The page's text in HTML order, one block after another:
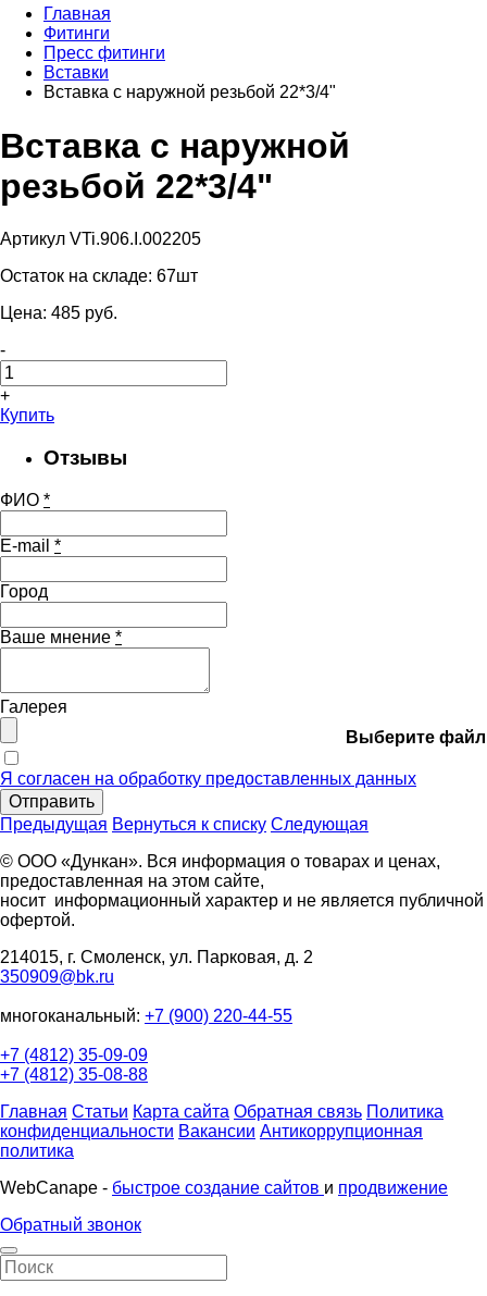
Главная
Фитинги
Пресс фитинги
Вставки
Вставка с наружной резьбой 22*3/4"
Вставка с наружной
резьбой 22*3/4"
Артикул VTi.906.I.002205
Остаток на складе: 67шт
Цена: 485 pуб.
-
+
Купить
Отзывы
ФИО *
E-mail *
Город
Ваше мнение *
Галерея
Выберите файл
Я согласен на обработку предоставленных данных
Отправить
Предыдущая Вернуться к списку Следующая
© ООО «Дункан». Вся информация о товарах и ценах,
предоставленная на этом сайте,
носит информационный характер и не является публичной
офертой.
214015, г. Смоленск, ул. Парковая, д. 2
350909@bk.ru
многоканальный: +7 (900) 220-44-55
+7 (4812) 35-09-09
+7 (4812) 35-08-88
Главная Статьи Карта сайта Обратная связь Политика
конфиденциальности Вакансии Антикоррупционная
политика
WebCanape - быстрое создание сайтов и продвижение
Обратный звонок